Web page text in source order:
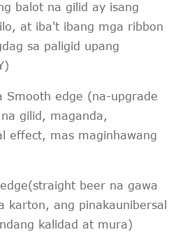
balot na gilid ay isang
at iba't ibang mga ribbon
sa paligid upang
Smooth edge (na-upgrade
gilid, maganda,
effect, mas maginhawang
beer na gawa
karton, ang pinakaunibersal
kalidad at mura)